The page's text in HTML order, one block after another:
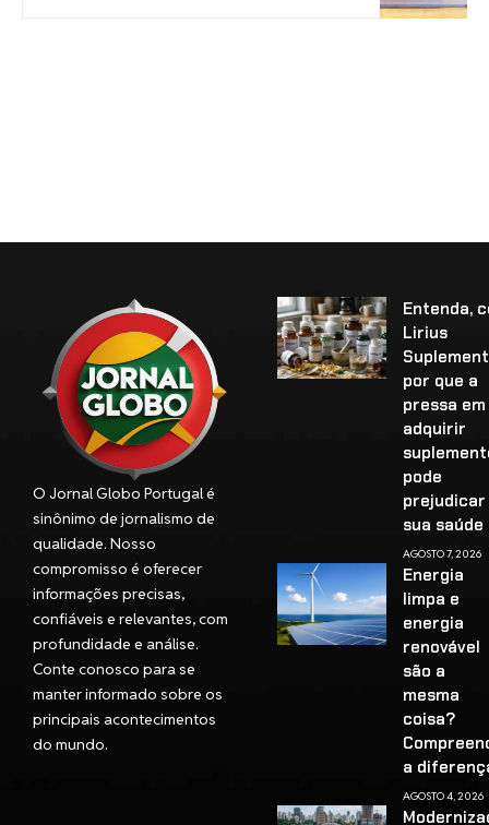
O Jornal Globo Portugal é
sinônimo de jornalismo de
qualidade. Nosso
compromisso é oferecer
informações precisas,
confiáveis e relevantes, com
profundidade e análise.
Conte conosco para se
manter informado sobre os
principais acontecimentos
do mundo.
Entenda,
Lirius
por que a
pressa em
adquirir
pode
prejudicar
sua
AGOSTO 7, 2026
Energia
limpa e
energia
renovável
são a
mesma
coisa?
a
AGOSTO 4, 2026